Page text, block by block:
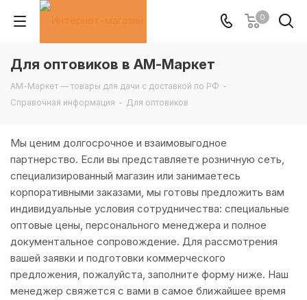
0
Для оптовиков в АМ-Маркет
АМ-Маркет — товары для дачи с доставкой по РФ -
Справочная информация - Для оптовиков
Мы ценим долгосрочное и взаимовыгодное
партнерство. Если вы представляете розничную сеть,
специализированный магазин или занимаетесь
корпоративными заказами, мы готовы предложить вам
индивидуальные условия сотрудничества: специальные
оптовые цены, персонального менеджера и полное
документальное сопровождение. Для рассмотрения
вашей заявки и подготовки коммерческого
предложения, пожалуйста, заполните форму ниже. Наш
менеджер свяжется с вами в самое ближайшее время